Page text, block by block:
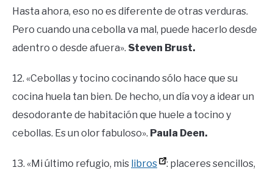
Hasta ahora, eso no es diferente de otras verduras.
Pero cuando una cebolla va mal, puede hacerlo desde
adentro o desde afuera». Steven Brust.
12. «Cebollas y tocino cocinando sólo hace que su
cocina huela tan bien. De hecho, un día voy a idear un
desodorante de habitación que huele a tocino y
cebollas. Es un olor fabuloso». Paula Deen.
13. «Mi último refugio, mis libros
: placeres sencillos,